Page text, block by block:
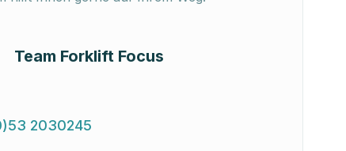
Team Forklift Focus
2030245